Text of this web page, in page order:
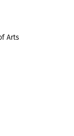
Arts